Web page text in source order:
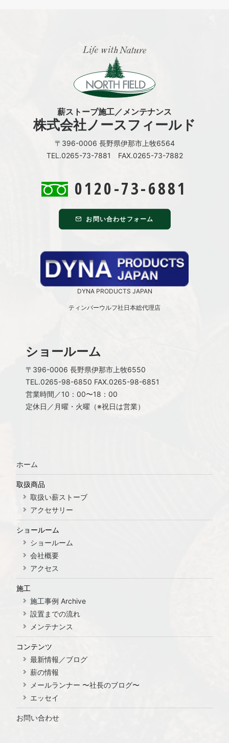
薪ストーブ施工／メンテナンス
株式会社ノースフィールド
〒396-0006 長野県伊那市上牧6564
TEL.0265-73-7881 FAX.0265-73-7882
0120-73-6881
お問い合わせフォーム
DYNA PRODUCTS JAPAN
ティンバーウルフ社日本総代理店
ショールーム
〒396-0006 長野県伊那市上牧6550
TEL.0265-98-6850 FAX.0265-98-6851
営業時間／10：00〜18：00
定休日／月曜・火曜（※祝日は営業）
ホーム
取扱商品
取扱い薪ストーブ
アクセサリー
ショールーム
ショールーム
会社概要
アクセス
施工
施工事例 Archive
設置までの流れ
メンテナンス
コンテンツ
最新情報／ブログ
薪の情報
メールランナー 〜社長のブログ〜
エッセイ
お問い合わせ